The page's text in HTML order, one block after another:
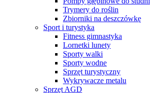
Trymery do roślin
Zbiorniki na deszczówkę
Sport i turystyka
Fitness gimnastyka
Lornetki lunety
Sporty walki
Sporty wodne
Sprzęt turystyczny
Wykrywacze metalu
Sprzęt AGD